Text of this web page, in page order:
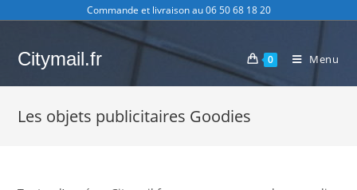
to
Commande et livraison au 06 50 68 18 20
Citymail.fr 0 Menu
Les objets publicitaires Goodies